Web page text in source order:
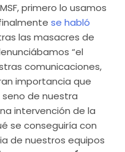
primero lo usamos
se habló
las masacres de
“el
comunicaciones,
importancia que
de nuestra
intervención de la
se conseguiría con
de nuestros equipos